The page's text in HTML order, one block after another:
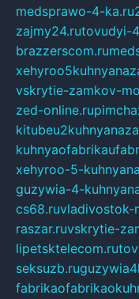
medsprawo-4-ka.ru
zajmy24.rutovudyi-
brazzerscom.ru
vskrytie-zamkov-
zed-online.ru
xehyroo-5-
guzywia-4-
cs68.ruvladivostok-
raszar.ruvskrytie-
lipetsktelecom.ru
seksuzb.ru